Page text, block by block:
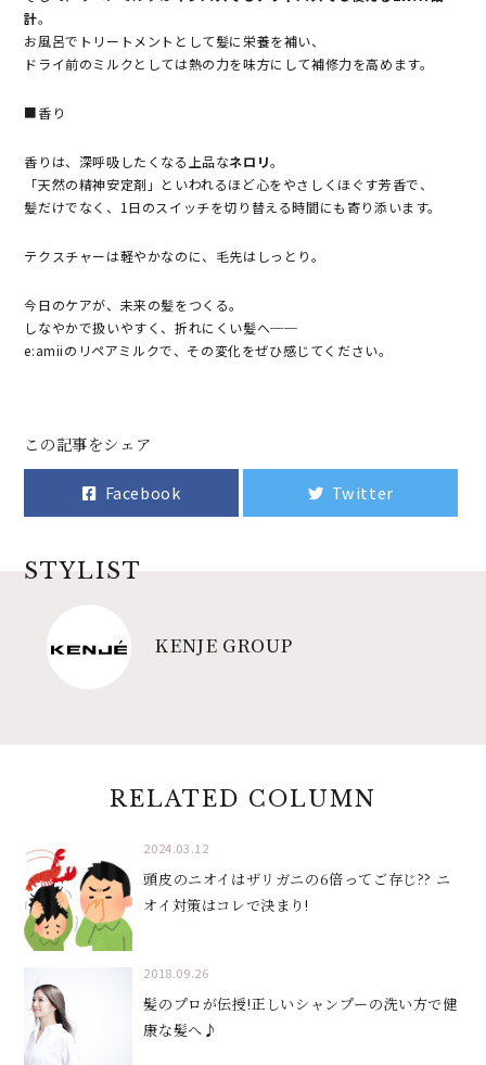
計。
お風呂でトリートメントとして髪に栄養を補い、
ドライ前のミルクとしては熱の力を味方にして補修力を高めます。
■香り
香りは、深呼吸したくなる上品なネロリ。
「天然の精神安定剤」といわれるほど心をやさしくほぐす芳香で、
髪だけでなく、1日のスイッチを切り替える時間にも寄り添います。
テクスチャーは軽やかなのに、毛先はしっとり。
今日のケアが、未来の髪をつくる。
しなやかで扱いやすく、折れにくい髪へ──
e:amiiのリペアミルクで、その変化をぜひ感じてください。
この記事をシェア
Facebook Twitter
STYLIST
KENJE GROUP
RELATED COLUMN
2024.03.12
頭皮のニオイはザリガニの6倍ってご存じ?? ニ
オイ対策はコレで決まり!
2018.09.26
髪のプロが伝授!正しいシャンプーの洗い方で健
康な髪へ♪